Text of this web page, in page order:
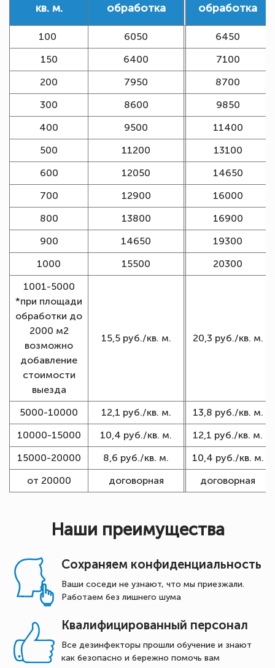
кв. м. обработка обработка
100 6050
6450
150
6400
7100
200
7950
8700
300
8600
9850
400
9500
11400
500
11200
13100
600
12050
14650
700
12900
16000
800
13800
16900
900
14650
19300
1000
15500
20300
1001-5000
*при площади
обработки до
2000 м2
возможно
добавление
стоимости
выезда
15,5 руб./кв. м. 20,3 руб./кв. м.
5000-10000 12,1 руб./кв. м.
13,8 руб./кв. м.
10000-15000
10,4 руб./кв. м.
12,1 руб./кв. м.
15000-20000
8,6 руб./кв. м.
10,4 руб./кв. м.
от 20000
договорная договорная
Наши преимущества
Сохраняем конфиденциальность
Ваши соседи не узнают, что мы приезжали.
Работаем без лишнего шума
Квалифицированный персонал
Все дезинфекторы прошли обучение и знают
как безопасно и бережно помочь вам